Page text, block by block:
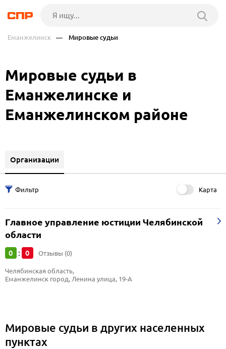
Еманжелинск — Мировые судьи
Мировые судьи в
Еманжелинске и
Еманжелинском районе
Организации
Карта
Главное управление юстиции Челябинской
области
0 : 0 Отзывы (0)
Челябинская область,
Еманжелинск город, Ленина улица, 19-А
Мировые судьи в других населенных
пунктах